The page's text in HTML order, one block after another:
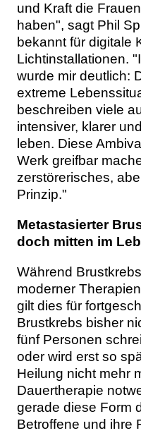
und Kraft die
haben", sagt Phil
bekannt für digitale
Lichtinstallationen.
wurde mir deutlich:
extreme
beschreiben viele
intensiver, klarer
leben. Diese
Werk greifbar
zerstörerisches,
Prinzip."
Metastasierter
doch mitten im
Während
moderner
gilt dies für
Brustkrebs bisher
fünf Personen
oder wird erst so
Heilung nicht mehr
Dauertherapie
gerade diese Form
Betroffene und ihre